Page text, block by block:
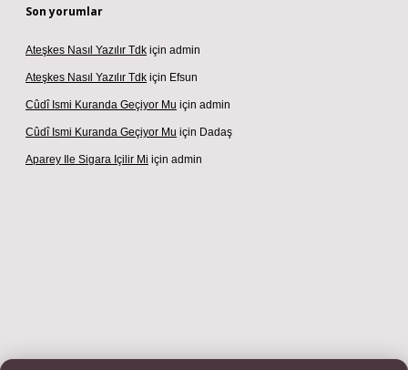
Son yorumlar
Ateşkes Nasıl Yazılır Tdk için admin
Ateşkes Nasıl Yazılır Tdk için Efsun
Cûdî Ismi Kuranda Geçiyor Mu için admin
Cûdî Ismi Kuranda Geçiyor Mu için Dadaş
Aparey Ile Sigara Içilir Mi için admin
betexper.xyzm elexbet